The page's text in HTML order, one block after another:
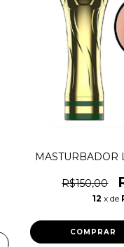
MASTURBADOR
R$150,00
12 x de